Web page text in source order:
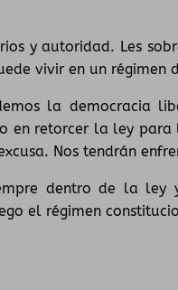
y autoridad. Les
vivir en un régimen
la democracia
en retorcer la ley
Nos tendrán
dentro de la
el régimen